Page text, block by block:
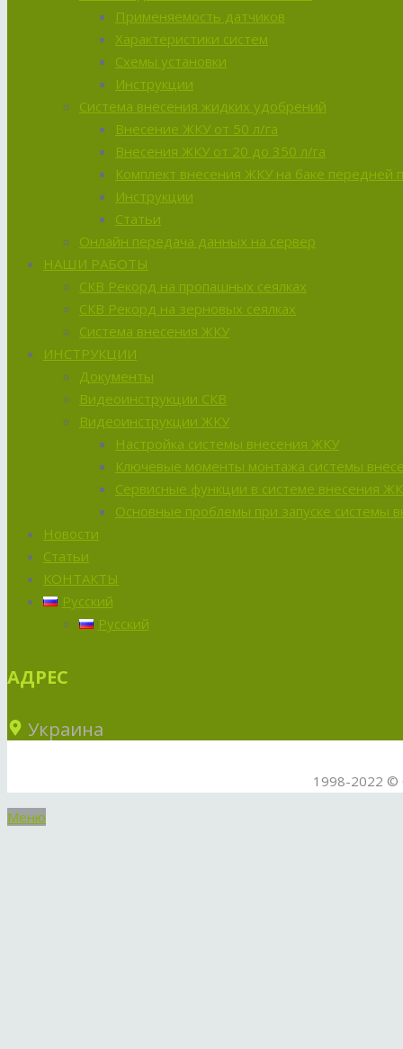
Применяемость датчиков
Характеристики систем
Схемы установки
Инструкции
Система внесения жидких удобрений
Внесение ЖКУ от 50 л/га
Внесения ЖКУ от 20 до 350 л/га
Комплект внесения ЖКУ на баке передней
Инструкции
Статьи
Онлайн передача данных на сервер
НАШИ РАБОТЫ
СКВ Рекорд на пропашных сеялках
СКВ Рекорд на зерновых сеялках
Система внесения ЖКУ
ИНСТРУКЦИИ
Документы
Видеоинструкции СКВ
Видеоинструкции ЖКУ
Настройка системы внесения ЖКУ
Ключевые моменты монтажа системы
Сервисные функции в системе внесения
Основные проблемы при запуске системы
Новости
Статьи
КОНТАКТЫ
Русский
Русский
АДРЕС
Украина
1998-2022 ©
Меню